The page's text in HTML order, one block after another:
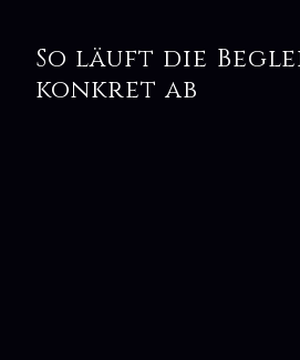
So läuft die
konkret ab